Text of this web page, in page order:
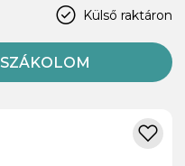
Külső raktáron
SZÁKOLOM